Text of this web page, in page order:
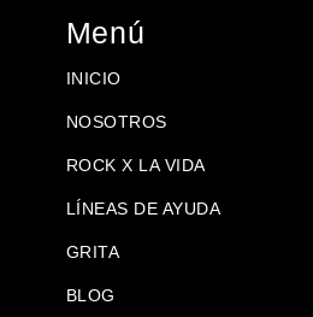
Menú
INICIO
NOSOTROS
ROCK X LA VIDA
LÍNEAS DE AYUDA
GRITA
BLOG